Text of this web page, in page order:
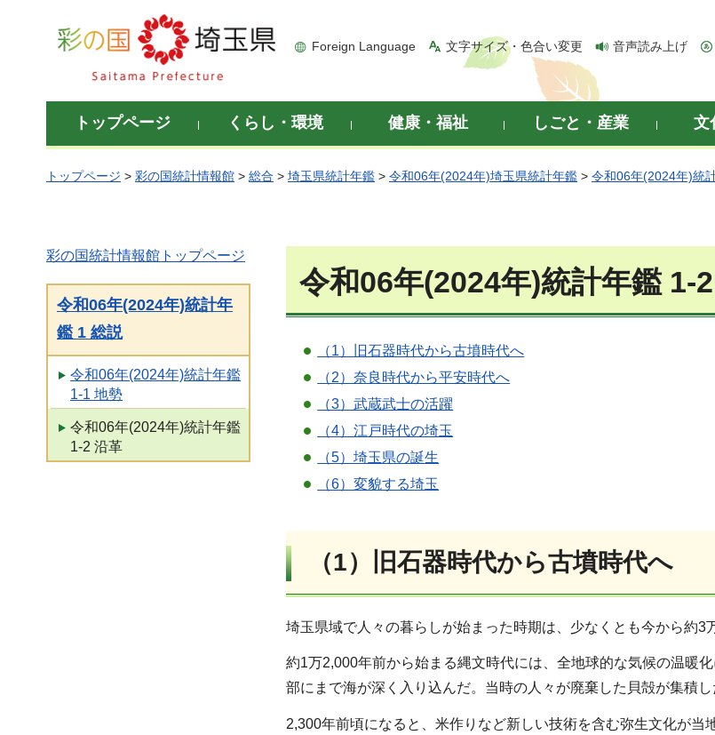
彩の国 埼玉県
Foreign Language 文字サイズ・色合い変更 音声読み上げ
トップページ くらし・環境 健康・福祉 しごと・産業 文
トップページ > 彩の国統計情報館 > 総合 > 埼玉県統計年鑑 > 令和06年(2024年)埼玉県統計年鑑 > 令和06年(2024年)統
彩の国統計情報館トップページ
令和06年(2024年)統計年
鑑 1 総説
令和06年(2024年)統計年鑑
1-1 地勢
令和06年(2024年)統計年鑑
1-2 沿革
令和06年(2024年)統計年鑑 1-
（1）旧石器時代から古墳時代へ
（2）奈良時代から平安時代へ
（3）武蔵武士の活躍
（4）江戸時代の埼玉
（5）埼玉県の誕生
（6）変貌する埼玉
（1）旧石器時代から古墳時代へ
埼玉県域で人々の暮らしが始まった時期は、少なくとも今から約3
約1万2,000年前から始まる縄文時代には、全地球的な気候の温暖
部にまで海が深く入り込んだ。当時の人々が廃棄した貝殻が集積
2,300年前頃になると、米作りなど新しい技術を含む弥生文化が